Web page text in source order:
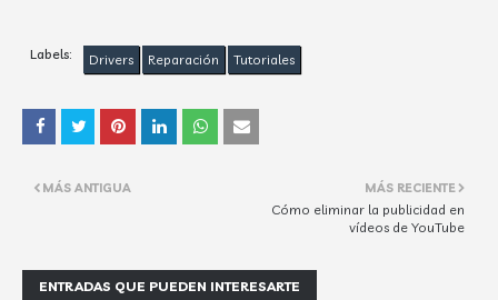
Labels: Drivers Reparación Tutoriales
MÁS RECIENTE
Cómo eliminar la publicidad en
vídeos de YouTube
MÁS ANTIGUA
ENTRADAS QUE PUEDEN INTERESARTE